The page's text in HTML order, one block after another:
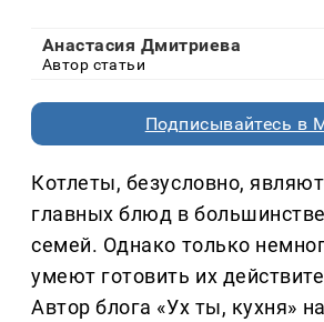
Анастасия Дмитриева
Автор статьи
Подписывайтесь в
Котлеты, безусловно,
главных блюд в
семей. Однако только
умеют готовить их
Автор блога «Ух ты, кухня»